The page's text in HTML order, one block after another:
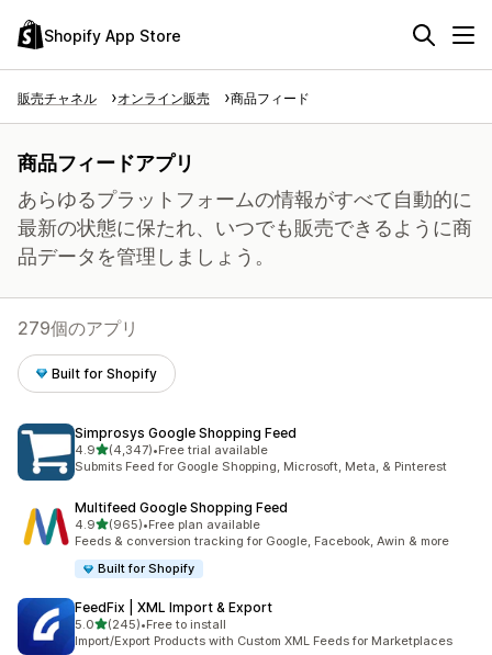
Shopify App Store
販売チャネル オンライン販売 商品フィード
商品フィードアプリ
あらゆるプラットフォームの情報がすべて自動的に
最新の状態に保たれ、いつでも販売できるように商
品データを管理しましょう。
279個のアプリ
Built for Shopify
Simprosys Google Shopping Feed
4.95つ星中
(4,347)
合計レビュー数：4347件
•Free trial available
Submits Feed for Google Shopping, Microsoft, Meta, & Pinterest
Multifeed Google Shopping Feed
4.95つ星中
(965)
合計レビュー数：965件
•Free plan available
Feeds & conversion tracking for Google, Facebook, Awin & more
Built for Shopify
FeedFix | XML Import & Export
5.05つ星中
(245)
合計レビュー数：245件
•Free to install
Import/Export Products with Custom XML Feeds for Marketplaces